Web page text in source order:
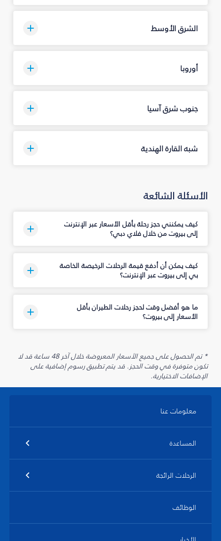
الشرق الأوسط
أوروبا
جنوب شرق آسيا
شبه القارة الهندية
الأسئلة الشائعة
كيف يمكنني حجز رحلة بأقل الأسعار عبر الإنترنت
إلى بيروت من خلال فلاي دبي؟
كيف يمكن أن أدفع قيمة الرحلات الرخيصة الخاصة
بي إلى بيروت عبر الإنترنت؟
ما هو أفضل وقت لحجز رحلات الطيران بأقل
الأسعار إلى بيروت؟
* تم الحصول على جميع الأسعار المعروضة خلال آخر 48 ساعة قد لا
تكون متوفرة في وقت الحجز. قد يتم تطبيق رسوم إضافية على
الإضافات الاختيارية.
معلومات عنا
المساعدة
الرحلات الرائجة
الوظائف